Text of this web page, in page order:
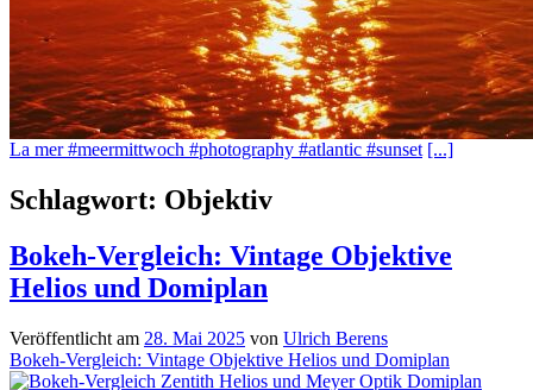
La mer #meermittwoch #photography #atlantic #sunset [...]
Schlagwort: Objektiv
Bokeh-Vergleich: Vintage Objektive
Helios und Domiplan
Veröffentlicht am 28. Mai 2025 von Ulrich Berens
Bokeh-Vergleich: Vintage Objektive Helios und Domiplan